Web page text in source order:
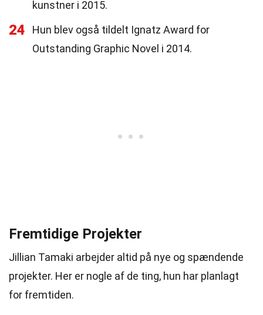
kunstner i 2015.
24
Hun blev også tildelt Ignatz Award for
Outstanding Graphic Novel i 2014.
Fremtidige Projekter
Jillian Tamaki arbejder altid på nye og spændende
projekter. Her er nogle af de ting, hun har planlagt
for fremtiden.